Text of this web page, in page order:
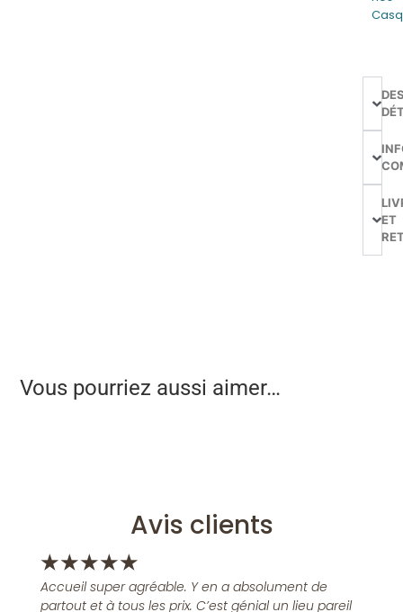
ET
Vous pourriez aussi aimer…
Avis clients
★★★★★
Accueil super agréable. Y en a absolument de
partout et à tous les prix. C’est génial un lieu pareil